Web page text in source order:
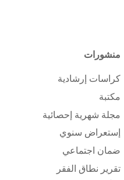
منشورات
كراسات إرشادية
مكتبة
مجلة شهرية إحصائية
إستعراض سنوي
ضمان اجتماعي
تقرير نطاق الفقر